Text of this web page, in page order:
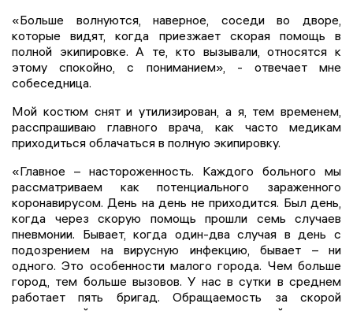
«Больше волнуются, наверное, соседи во дворе,
которые видят, когда приезжает скорая помощь в
полной экипировке. А те, кто вызывали, относятся к
этому спокойно, с пониманием», - отвечает мне
собеседница.
Мой костюм снят и утилизирован, а я, тем временем,
расспрашиваю главного врача, как часто медикам
приходиться облачаться в полную экипировку.
«Главное – настороженность. Каждого больного мы
рассматриваем как потенциального зараженного
коронавирусом. День на день не приходится. Был день,
когда через скорую помощь прошли семь случаев
пневмонии. Бывает, когда один-два случая в день с
подозрением на вирусную инфекцию, бывает – ни
одного. Это особенности малого города. Чем больше
город, тем больше вызовов. У нас в сутки в среднем
работает пять бригад. Обращаемость за скорой